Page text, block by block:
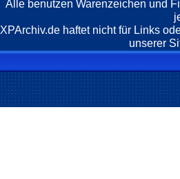
Alle benutzen Warenzeichen und
XPArchiv.de haftet nicht für Links
unserer